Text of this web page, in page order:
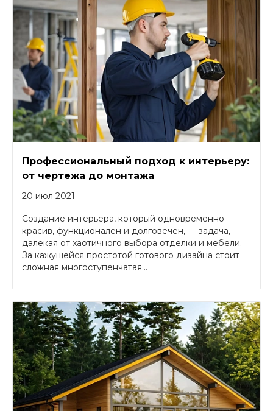
Профессиональный подход к интерьеру:
от чертежа до монтажа
20 июл 2021
Создание интерьера, который одновременно
красив, функционален и долговечен, — задача,
далекая от хаотичного выбора отделки и мебели.
За кажущейся простотой готового дизайна стоит
сложная многоступенчатая...